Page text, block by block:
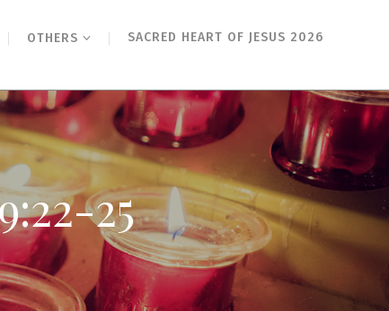
OTHERS SACRED HEART OF JESUS 2026
25